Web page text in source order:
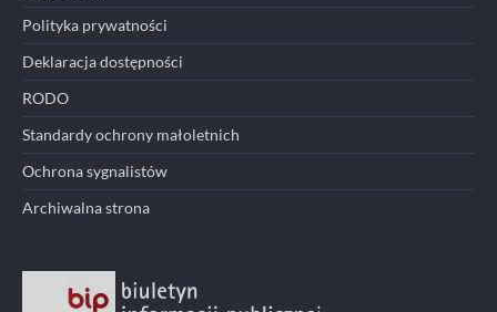
Polityka prywatności
Deklaracja dostępności
RODO
Standardy ochrony małoletnich
Ochrona sygnalistów
Archiwalna strona